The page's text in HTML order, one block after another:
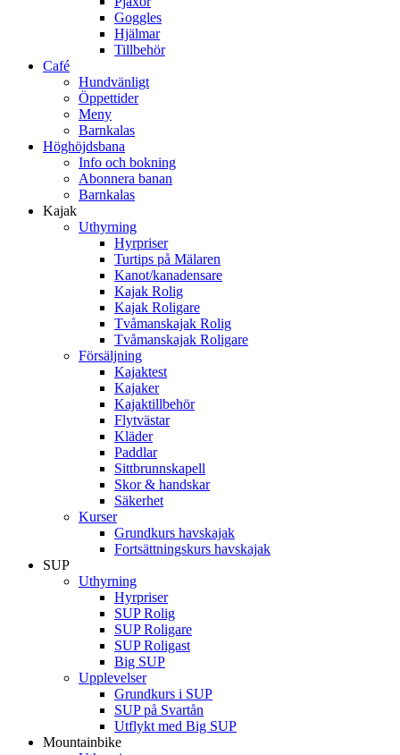
Goggles
Hjälmar
Tillbehör
Café
Hundvänligt
Öppettider
Meny
Barnkalas
Höghöjdsbana
Info och bokning
Abonnera banan
Barnkalas
Kajak
Uthyrning
Hyrpriser
Turtips på Mälaren
Kanot/kanadensare
Kajak Rolig
Kajak Roligare
Tvåmanskajak Rolig
Tvåmanskajak Roligare
Försäljning
Kajaktest
Kajaker
Kajaktillbehör
Flytvästar
Kläder
Paddlar
Sittbrunnskapell
Skor & handskar
Säkerhet
Kurser
Grundkurs havskajak
Fortsättningskurs havskajak
SUP
Uthyrning
Hyrpriser
SUP Rolig
SUP Roligare
SUP Roligast
Big SUP
Upplevelser
Grundkurs i SUP
SUP på Svartån
Utflykt med Big SUP
Mountainbike